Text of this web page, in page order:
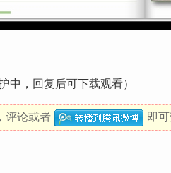
中，回复后可下载观看）
评论或者 即